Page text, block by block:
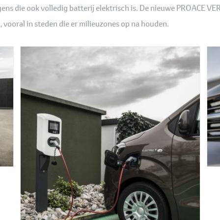
die ook volledig batterij elektrisch is. De nieuwe PROACE
in steden die er milieuzones op na houden.